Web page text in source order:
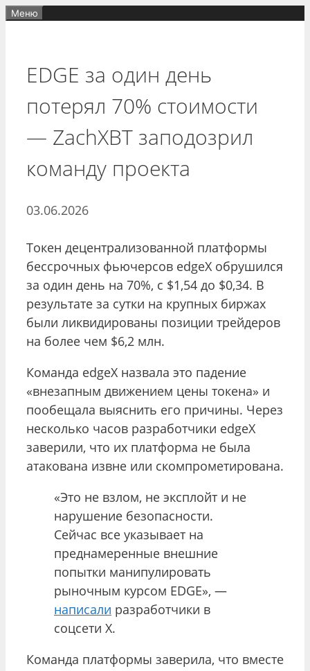
Перейти
Меню
EDGE за один день
потерял 70% стоимости
— ZachXBT заподозрил
команду проекта
03.06.2026
Токен децентрализованной платформы
бессрочных фьючерсов edgeX обрушился
за один день на 70%, с $1,54 до $0,34. В
результате за сутки на крупных биржах
были ликвидированы позиции трейдеров
на более чем $6,2 млн.
Команда edgeX назвала это падение
«внезапным движением цены токена» и
пообещала выяснить его причины. Через
несколько часов разработчики edgeX
заверили, что их платформа не была
атакована извне или скомпрометирована.
«Это не взлом, не эксплойт и не
нарушение безопасности.
Сейчас все указывает на
преднамеренные внешние
попытки манипулировать
рыночным курсом EDGE», —
написали разработчики в
соцсети Х.
Команда платформы заверила, что вместе